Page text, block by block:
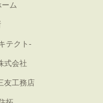
ーム
テクト-
式会社
友工務店